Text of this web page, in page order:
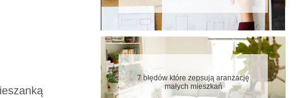
7 błędów które zepsują aranżację
małych mieszkań